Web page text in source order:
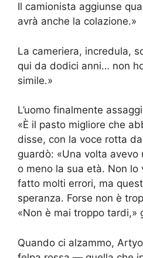
Il camionista aggiunse
avrà anche la colazione.»
La cameriera, incredula,
qui da dodici anni… non
simile.»
L’uomo finalmente
«È il pasto migliore che
disse, con la voce rotta
guardò: «Una volta avevo
o meno la sua età. Non
fatto molti errori, ma
speranza. Forse non è
«Non è mai troppo tardi,»
Quando ci alzammo,